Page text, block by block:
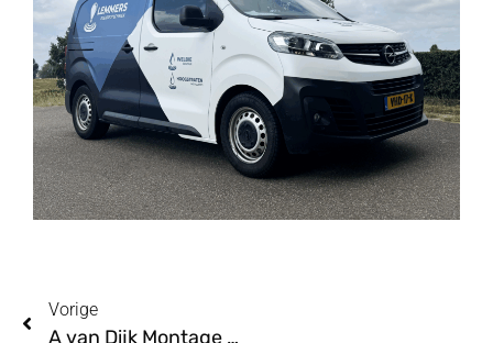
Vorige
A van Dijk Montage Kesteren